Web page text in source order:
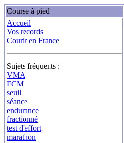
Course à pied
Accueil
Vos records
Courir en France
Sujets fréquents :
VMA
FCM
seuil
séance
endurance
fractionné
test d'effort
marathon